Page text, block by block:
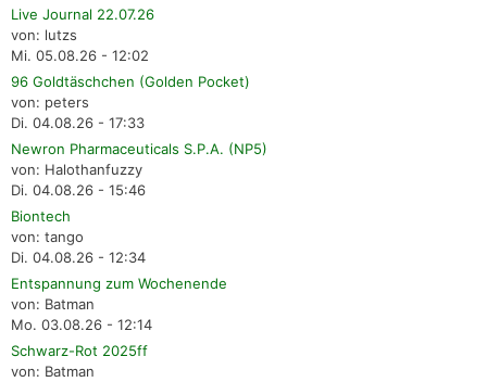
Live Journal 22.07.26
von: lutzs
Mi. 05.08.26 - 12:02
96 Goldtäschchen (Golden Pocket)
von: peters
Di. 04.08.26 - 17:33
Newron Pharmaceuticals S.P.A. (NP5)
von: Halothanfuzzy
Di. 04.08.26 - 15:46
Biontech
von: tango
Di. 04.08.26 - 12:34
Entspannung zum Wochenende
von: Batman
Mo. 03.08.26 - 12:14
Schwarz-Rot 2025ff
von: Batman